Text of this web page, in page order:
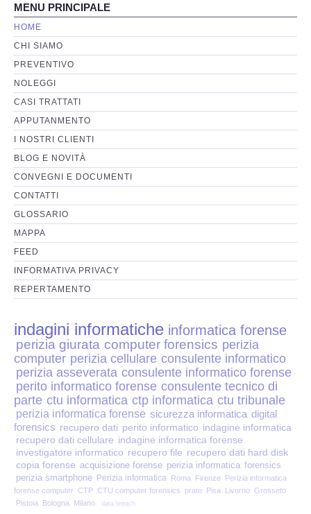
Perizia Basi di Dati
Perizia Immagini e Video
Perzia su Software/Programmi
Perizia Fonica e Trascrizioni
Perizia su Social Network
Perizia Web Reputation
Perizia Host e Mainframe
Perizia Contratti ICT
Perizia Disp. Elettronici
Perizia Stalking
Perizia Cyber Bullismo
Incarichi CTU e CTP
Perizia Centralini PBX e VOIP
Perizia Estimo
Perizia Documento informatico
MENU PRINCIPALE
HOME
CHI SIAMO
PREVENTIVO
NOLEGGI
CASI TRATTATI
APPUTANMENTO
I NOSTRI CLIENTI
BLOG E NOVITÀ
CONVEGNI E DOCUMENTI
CONTATTI
GLOSSARIO
MAPPA
FEED
INFORMATIVA PRIVACY
REPERTAMENTO
indagini informatiche informatica forense
perizia giurata computer forensics perizia
computer perizia cellulare consulente informatico
perizia asseverata consulente informatico forense
perito informatico forense consulente tecnico di
parte ctu informatica ctp informatica ctu tribunale
perizia informatica forense sicurezza informatica digital
forensics recupero dati perito informatico indagine informatica
recupero dati cellulare indagine informatica forense
investigatore informatico recupero file recupero dati hard disk
copia forense acquisizione forense perizia informatica forensics
perizia smartphone Perizia informatica Roma Firenze Perizia informatica
forense computer CTP CTU computer forensics prato Pisa Livorno Grosseto
Pistoia
Bologna Milano. data breach